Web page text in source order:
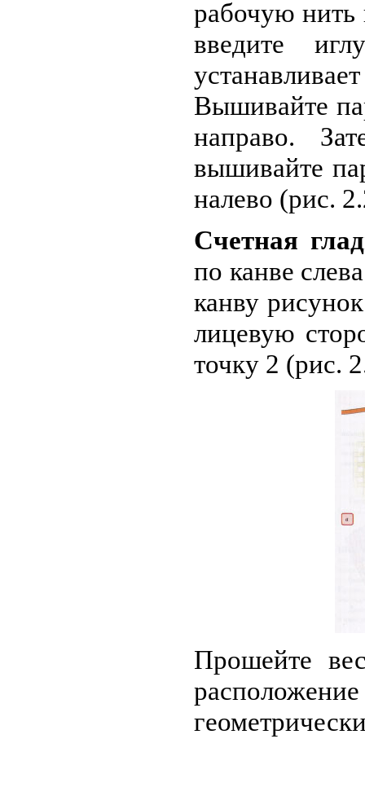
рабочую нить
введите
Вышивайте
направо.
вышивайте
налево (рис.
Счетная
по канве
канву
лицевую
точку 2 (рис.
Прошейте